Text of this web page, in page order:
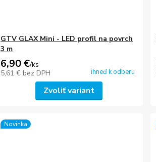
GTV GLAX Mini - LED profil na povrch
3 m
6,90 €/ks
5,61 € bez DPH ihneď k odberu
Zvoliť variant
Novinka